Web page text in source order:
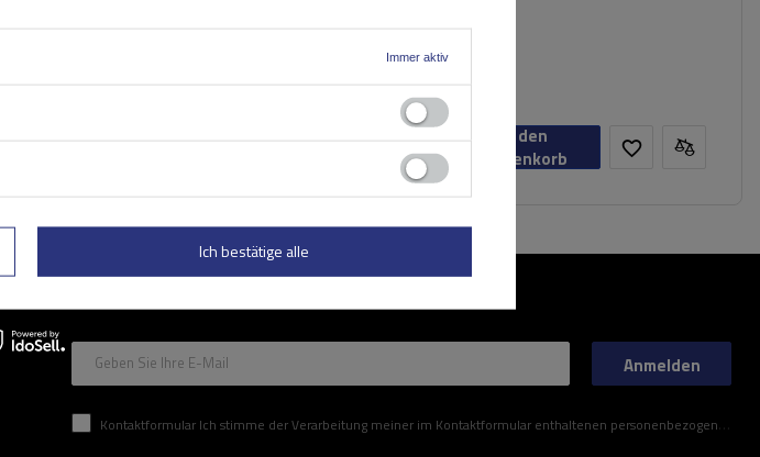
In den
Warenkorb
Geben Sie Ihre E-Mail
Kontaktformular Ich stimme der Verarbeitung meiner im Kontaktformular enthaltenen personenbezogenen Daten gemäß der Verordnung (EU) des Europäischen Parlaments und des Rates zu.
Anmelden
Immer aktiv
Ich bestätige alle